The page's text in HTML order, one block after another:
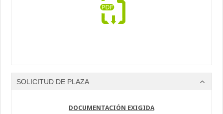
SOLICITUD DE PLAZA
DOCUMENTACIÓN EXIGIDA